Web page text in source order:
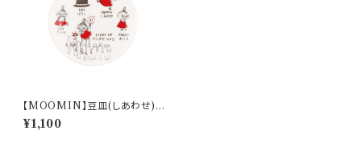
【MOOMIN】豆皿(しあわせ)
【MM14000】MM14006-33
3
¥1,100